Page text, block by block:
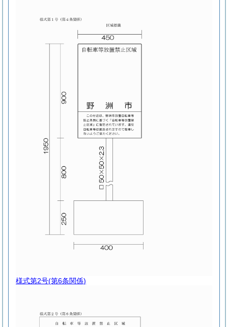
様式第2号(第6条関係)